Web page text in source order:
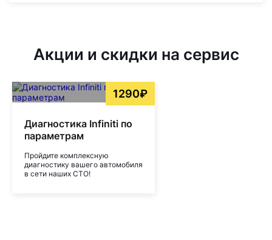
Акции и скидки на сервис
1290₽
Диагностика Infiniti по
параметрам
Пройдите комплексную
диагностику вашего автомобиля
в сети наших СТО!